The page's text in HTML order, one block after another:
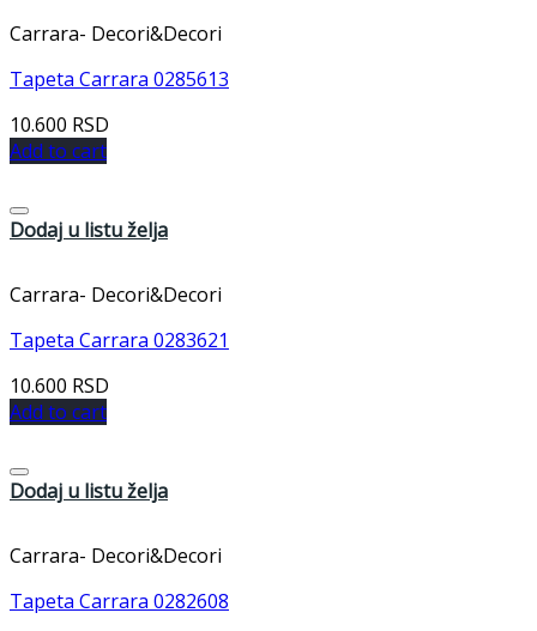
Carrara- Decori&Decori
Tapeta Carrara 0285613
10.600 RSD
Add to cart
Dodaj u listu želja
Carrara- Decori&Decori
Tapeta Carrara 0283621
10.600 RSD
Add to cart
Dodaj u listu želja
Carrara- Decori&Decori
Tapeta Carrara 0282608